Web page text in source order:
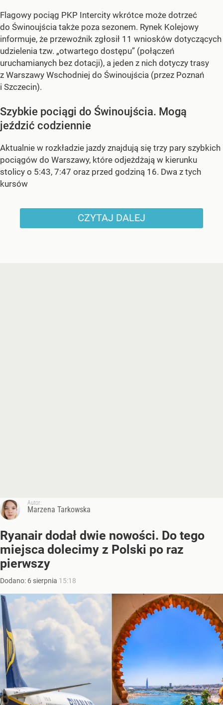
Flagowy pociąg PKP Intercity wkrótce może dotrzeć
do Świnoujścia także poza sezonem. Rynek Kolejowy
informuje, że przewoźnik zgłosił 11 wniosków dotyczących
udzielenia tzw. „otwartego dostępu” (połączeń
uruchamianych bez dotacji), a jeden z nich dotyczy trasy
z Warszawy Wschodniej do Świnoujścia (przez Poznań
i Szczecin).
Szybkie pociągi do Świnoujścia. Mogą
jeździć codziennie
Aktualnie w rozkładzie jazdy znajdują się trzy pary szybkich
pociągów do Warszawy, które odjeżdżają w kierunku
stolicy o 5:43, 7:47 oraz przed godziną 16. Dwa z tych
kursów
CZYTAJ DALEJ
Autor:
Marzena Tarkowska
Ryanair dodał dwie nowości. Do tego
miejsca dolecimy z Polski po raz
pierwszy
Dodano: 6 sierpnia 15:18